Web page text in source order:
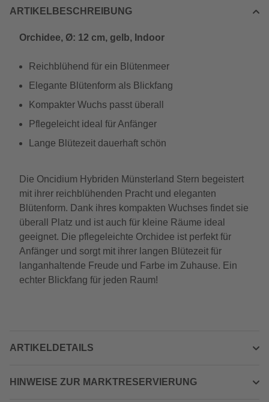
ARTIKELBESCHREIBUNG
Orchidee, Ø: 12 cm, gelb, Indoor
Reichblühend für ein Blütenmeer
Elegante Blütenform als Blickfang
Kompakter Wuchs passt überall
Pflegeleicht ideal für Anfänger
Lange Blütezeit dauerhaft schön
Die Oncidium Hybriden Münsterland Stern begeistert
mit ihrer reichblühenden Pracht und eleganten
Blütenform. Dank ihres kompakten Wuchses findet sie
überall Platz und ist auch für kleine Räume ideal
geeignet. Die pflegeleichte Orchidee ist perfekt für
Anfänger und sorgt mit ihrer langen Blütezeit für
langanhaltende Freude und Farbe im Zuhause. Ein
echter Blickfang für jeden Raum!
ARTIKELDETAILS
HINWEISE ZUR MARKTRESERVIERUNG